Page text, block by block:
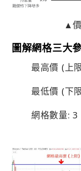
▲
圖解網格三大
最高價 (上
最低價 (下
網格數量: 3